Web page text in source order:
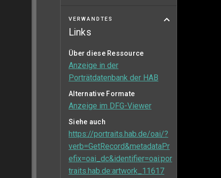
VERWANDTES
Links
Über diese Ressource
Anzeige in der
Porträtdatenbank der HAB
Alternative Formate
Anzeige im DFG-Viewer
Siehe auch
https://portraits.hab.de/oai/?
verb=GetRecord&metadataPr
efix=oai_dc&identifier=oai:por
traits.hab.de:artwork_11617